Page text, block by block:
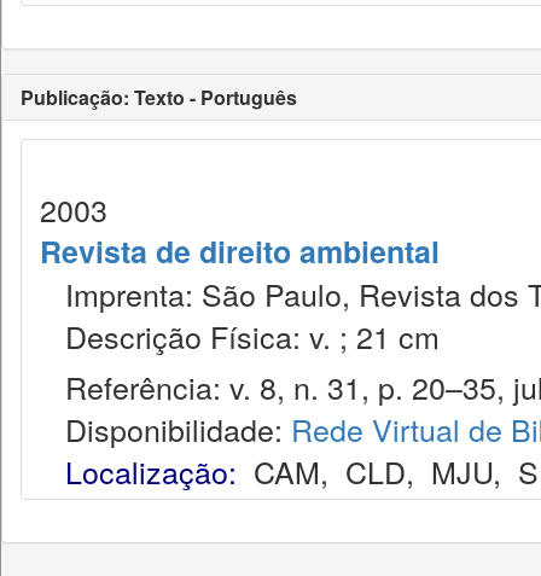
Publicação: Texto - Português
2003
Revista de direito ambiental
Imprenta: São Paulo, Revista dos
Descrição Física: v. ; 21 cm
Referência: v. 8, n. 31, p. 20–35,
Disponibilidade: Rede Virtual de
Localização: CAM, CLD, MJU,